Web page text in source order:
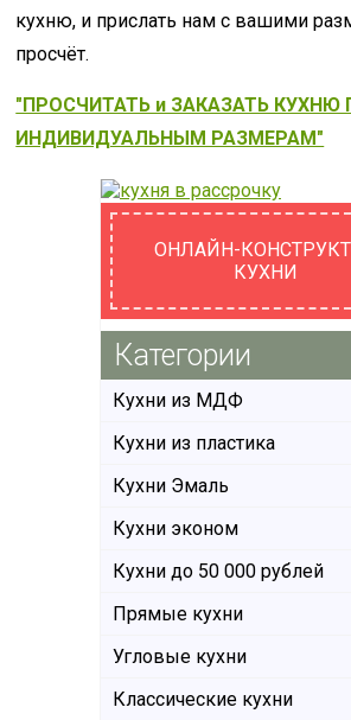
кухню, и прислать нам с вашими
просчёт.
"ПРОСЧИТАТЬ и ЗАКАЗАТЬ КУХНЮ
ИНДИВИДУАЛЬНЫМ РАЗМЕРАМ"
ОНЛАЙН-
КУХНИ
Категории
Кухни из МДФ
Кухни из пластика
Кухни Эмаль
Кухни эконом
Кухни до 50 000 рублей
Прямые кухни
Угловые кухни
Классические кухни